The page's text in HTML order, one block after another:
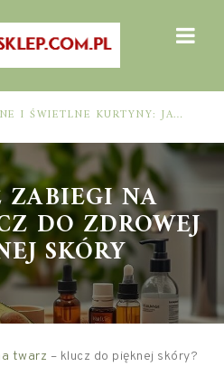
NA
DO ZDROWEJ
SKÓRY
twarz – klucz do pięknej skóry?